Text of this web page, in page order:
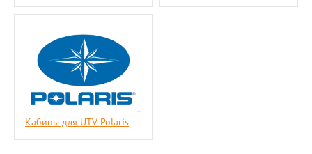
Кабины для UTV Polaris